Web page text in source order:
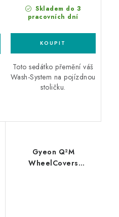
Skladem do 3
pracovních dní
Toto sedátko přemění váš
Wash-System na pojízdnou
stoličku.
Gyeon Q²M
WheelCovers